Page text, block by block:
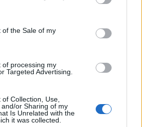
to Google and its third-party tags to
specified purposes in below Google
of the Sale of my
of processing my
Targeted Advertising.
Collection, Use,
or Sharing of my
Is Unrelated with the
it was collected.
remarks
12:45 -